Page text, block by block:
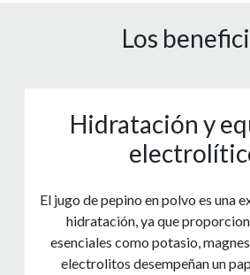
Los
Hidratación y
El jugo de pepino en polvo es una
hidratación, ya que
esenciales como potasio,
electrolitos desempeñan un